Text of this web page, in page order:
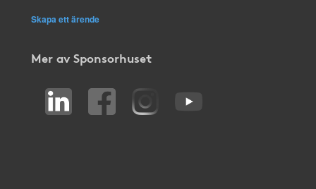
Skapa ett ärende
Mer av Sponsorhuset